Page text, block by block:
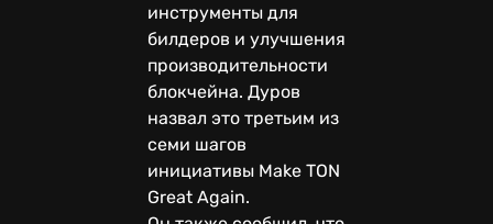
инструменты для
билдеров и улучшения
производительности
блокчейна. Дуров
назвал это третьим из
семи шагов
инициативы Make TON
Great Again.